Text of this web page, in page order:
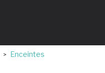
Enceintes